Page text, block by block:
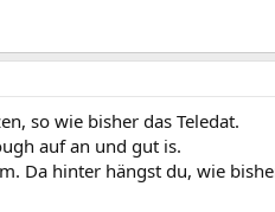
so wie bisher das Teledat.
auf an und gut is.
Da hinter hängst du, wie